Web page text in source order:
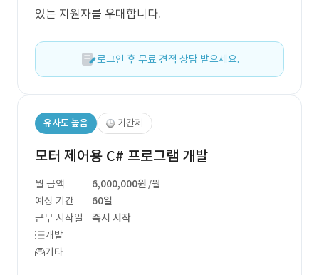
있는 지원자를 우대합니다.
로그인 후 무료 견적 상담 받으세요.
유사도 높음 기간제
모터 제어용 C# 프로그램 개발
월 금액 6,000,000원 /월
예상 기간
60일
근무 시작일
즉시 시작
개발
기타